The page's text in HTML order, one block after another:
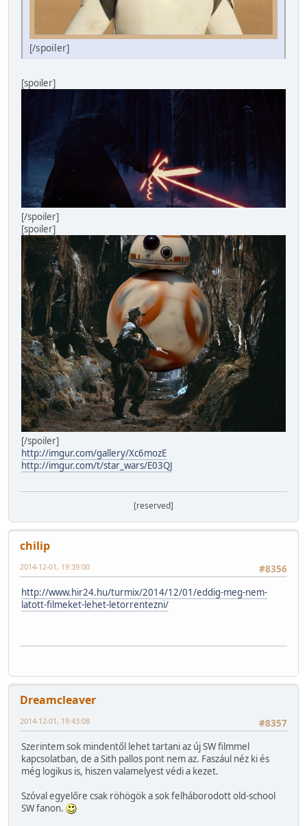
[/spoiler]
[spoiler]
[/spoiler]
[spoiler]
[/spoiler]
http://imgur.com/gallery/Xc6mozE
http://imgur.com/t/star_wars/E03QJ
[reserved]
chilip
#8356
2014-12-01, 19:39:00
http://www.hir24.hu/turmix/2014/12/01/eddig-meg-nem-
latott-filmeket-lehet-letorrentezni/
Dreamcleaver
#8357
2014-12-01, 19:43:08
Szerintem sok mindentől lehet tartani az új SW filmmel
kapcsolatban, de a Sith pallos pont nem az. Faszául néz ki és
még logikus is, hiszen valamelyest védi a kezet.
Szóval egyelőre csak röhögök a sok felháborodott old-school
SW fanon.